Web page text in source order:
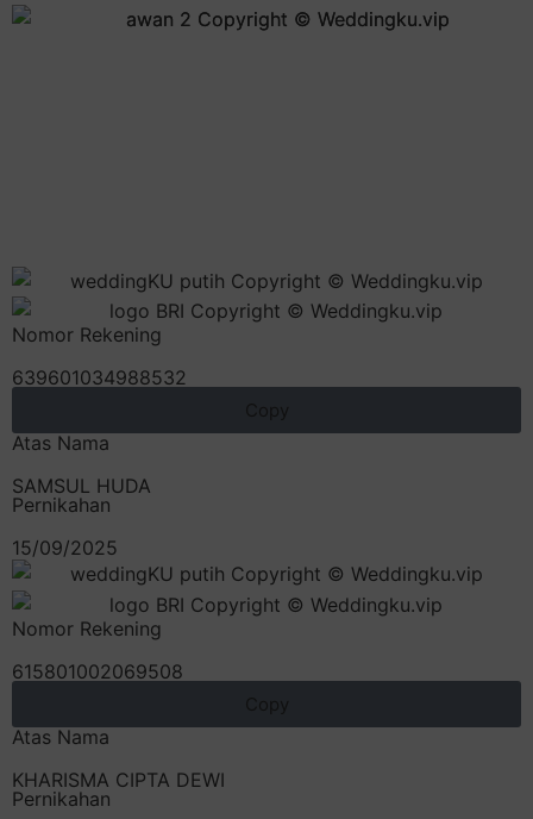
Nomor Rekening
639601034988532
Atas Nama
SAMSUL HUDA
Pernikahan
15/09/2025
Nomor Rekening
615801002069508
Atas Nama
KHARISMA CIPTA DEWI
Pernikahan